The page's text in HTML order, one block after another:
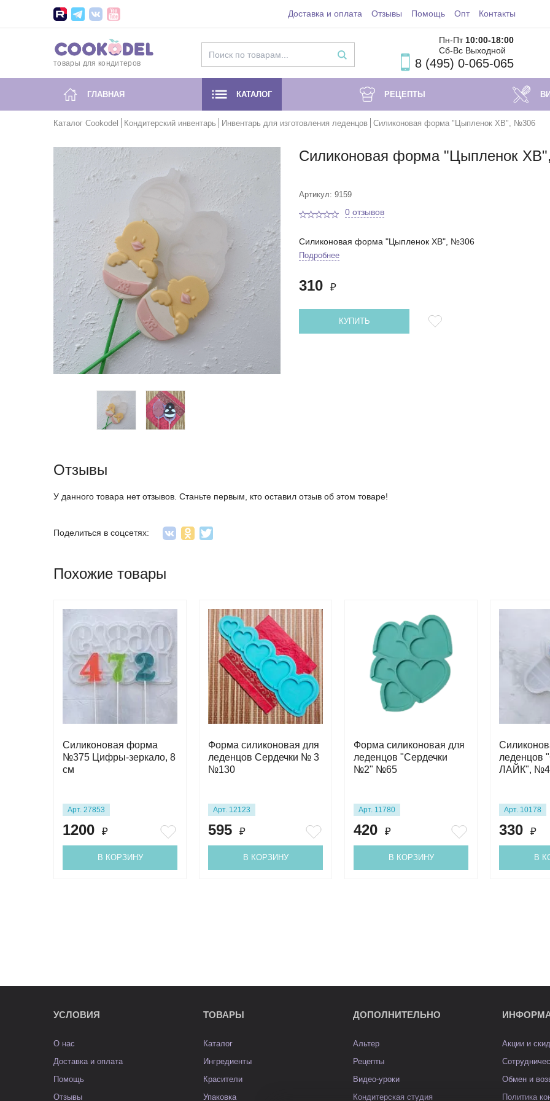
Доставка и оплата Отзывы Помощь Опт Контакты
товары для кондитеров
Пн-Пт 10:00-18:00
Сб-Вс Выходной
8 (495) 0-065-065
ГЛАВНАЯ КАТАЛОГ РЕЦЕПТЫ
Каталог Cookodel Кондитерский инвентарь Инвентарь для изготовления леденцов Силиконовая форма "Цыпленок ХВ", №306
Силиконовая форма "Цыпленок
Артикул: 9159
0 отзывов
Силиконовая форма "Цыпленок ХВ", №306
Подробнее
310 ₽
КУПИТЬ
Отзывы
У данного товара нет отзывов. Станьте первым, кто оставил отзыв об этом товаре!
Поделиться в соцсетях:
Похожие товары
Силиконовая форма
№375 Цифры-зеркало, 8
см
Арт. 27853
1200 ₽
В КОРЗИНУ
Форма силиконовая для
леденцов Сердечки № 3
№130
Арт. 12123
595 ₽
В КОРЗИНУ
Форма силиконовая для
леденцов "Сердечки
№2" №65
Арт. 11780
420 ₽
В КОРЗИНУ
леденцов
ЛАЙК",
Арт. 10178
330 ₽
В
УСЛОВИЯ
О нас
Доставка и оплата
Помощь
Отзывы
ТОВАРЫ
Каталог
Ингредиенты
Красители
Упаковка
ДОПОЛНИТЕЛЬНО
Альтер
Рецепты
Видео-уроки
Кондитерская студия
Акции и
Обмен и
Политика